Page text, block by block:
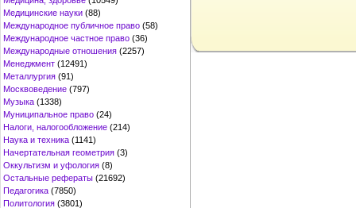
Медицинские науки (88)
Международное публичное право (58)
Международное частное право (36)
Международные отношения (2257)
Менеджмент (12491)
Металлургия (91)
Москвоведение (797)
Музыка (1338)
Муниципальное право (24)
Налоги, налогообложение (214)
Наука и техника (1141)
Начертательная геометрия (3)
Оккультизм и уфология (8)
Остальные рефераты (21692)
Педагогика (7850)
Политология (3801)